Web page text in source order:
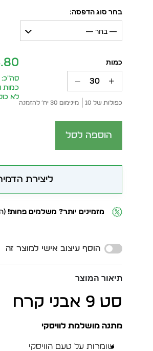
בחר סוג הדפסה:
— בחר —
כפולות של 10 מינימום 30 יח׳ להזמנה
כמות
לא
הוספה לסל
ליצירת
מזמינים יותר? משלמים פחות!
הוסף עיצוב אישי למוצר זה
תיאור המוצר
סט 9 אבני קרח
מתנה מושלמת לוויסקי
שומרות על טעם הוויסקי